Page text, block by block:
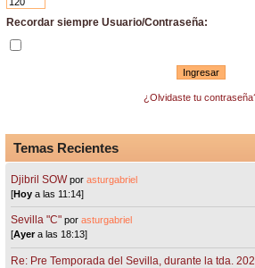
Recordar siempre Usuario/Contraseña:
¿Olvidaste tu
Temas Recientes
Djibril SOW porasturgabriel
[Hoy a las 11:14]
Sevilla "C"porasturgabriel
[Ayera las 18:13]
Re: Pre Temporada del Sevilla, durante la tda.